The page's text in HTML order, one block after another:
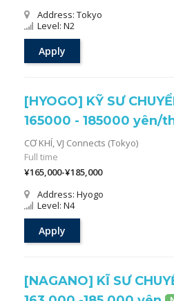
Address: Tokyo
Level: N2
Apply
[HYOGO] KỸ SƯ
165000 - 185000 yên/
CƠ KHÍ,VJ Connects (Tokyo)
Full time
¥165,000-¥185,000
Address: Hyogo
Level: N4
Apply
[NAGANO] KĨ SƯ